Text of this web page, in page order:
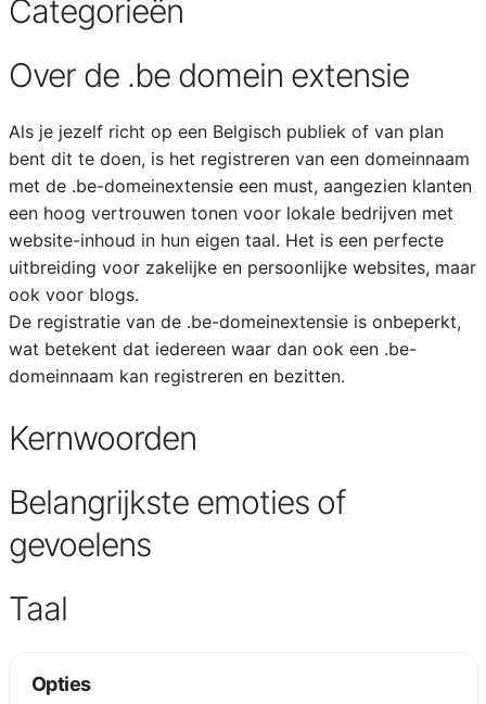
Categorieën
Over de .be domein extensie
Als je jezelf richt op een Belgisch publiek of van plan
bent dit te doen, is het registreren van een domeinnaam
met de .be-domeinextensie een must, aangezien klanten
een hoog vertrouwen tonen voor lokale bedrijven met
website-inhoud in hun eigen taal. Het is een perfecte
uitbreiding voor zakelijke en persoonlijke websites, maar
ook voor blogs.
De registratie van de .be-domeinextensie is onbeperkt,
wat betekent dat iedereen waar dan ook een .be-
domeinnaam kan registreren en bezitten.
Kernwoorden
Belangrijkste emoties of
gevoelens
Taal
Opties